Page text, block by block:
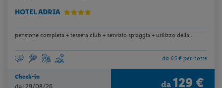
HOTEL ADRIA
pensione completa + tessera club + servizio spiaggia + utilizzo della...
da 65 € per notte
Check-in
dal 29/08/26 da 129 €